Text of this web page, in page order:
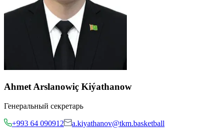
Ahmet Arslanowiç Kiýathanow
Генеральный секретарь
+993 64 090912 a.kiyathanov@tkm.basketball